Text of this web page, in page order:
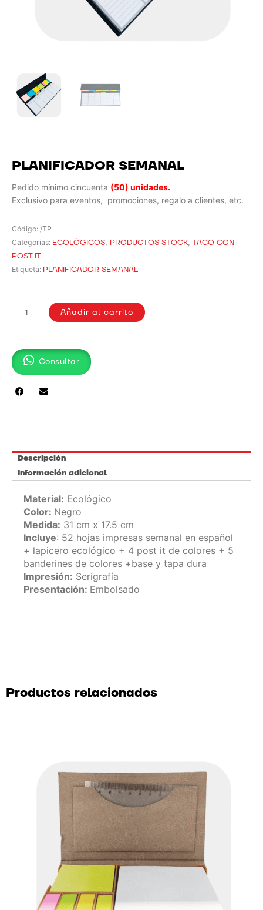
PLANIFICADOR SEMANAL
Pedido mínimo cincuenta (50) unidades.
Exclusivo para eventos, promociones, regalo a clientes, etc.
Código: /TP
Categorias: ECOLÓGICOS, PRODUCTOS STOCK, TACO CON
POST IT
Etiqueta: PLANIFICADOR SEMANAL
SEMANAL
cantidad
Añadir al carrito
Consultar
Descripción
Información adicional
Material: Ecológico
Color: Negro
Medida: 31 cm x 17.5 cm
Incluye: 52 hojas impresas semanal en español
+ lapicero ecológico + 4 post it de colores + 5
banderines de colores +base y tapa dura
Impresión: Serigrafía
Presentación: Embolsado
Productos relacionados